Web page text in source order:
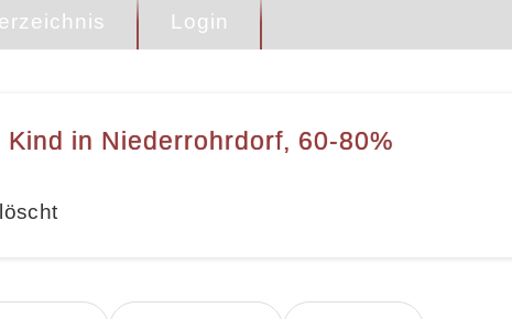
Login
in Niederrohrdorf, 60-80%